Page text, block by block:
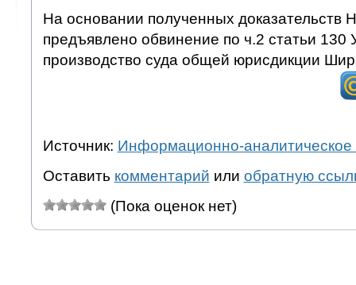
На основании полученных доказательств
предъявлено обвинение по ч.2 статьи 130
производство суда общей юрисдикции
Источник: Информационно-аналитическое
Оставить комментарий или обратную
(Пока оценок нет)